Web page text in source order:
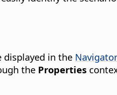
in the
the Properties